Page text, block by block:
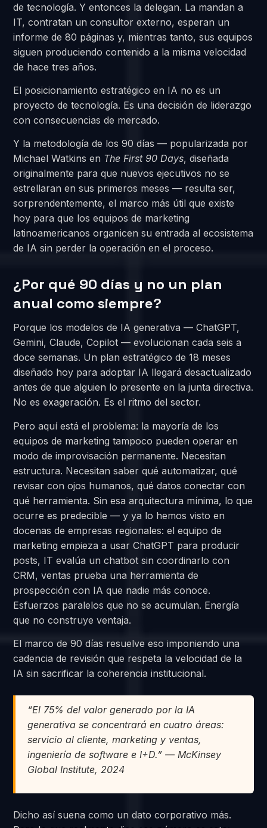
de tecnología. Y entonces la delegan. La mandan a
IT, contratan un consultor externo, esperan un
informe de 80 páginas y, mientras tanto, sus equipos
siguen produciendo contenido a la misma velocidad
de hace tres años.
El posicionamiento estratégico en IA no es un
proyecto de tecnología. Es una decisión de liderazgo
con consecuencias de mercado.
Y la metodología de los 90 días — popularizada por
Michael Watkins en The First 90 Days, diseñada
originalmente para que nuevos ejecutivos no se
estrellaran en sus primeros meses — resulta ser,
sorprendentemente, el marco más útil que existe
hoy para que los equipos de marketing
latinoamericanos organicen su entrada al ecosistema
de IA sin perder la operación en el proceso.
¿Por qué 90 días y no un plan
anual como siempre?
Porque los modelos de IA generativa — ChatGPT,
Gemini, Claude, Copilot — evolucionan cada seis a
doce semanas. Un plan estratégico de 18 meses
diseñado hoy para adoptar IA llegará desactualizado
antes de que alguien lo presente en la junta directiva.
No es exageración. Es el ritmo del sector.
Pero aquí está el problema: la mayoría de los
equipos de marketing tampoco pueden operar en
modo de improvisación permanente. Necesitan
estructura. Necesitan saber qué automatizar, qué
revisar con ojos humanos, qué datos conectar con
qué herramienta. Sin esa arquitectura mínima, lo que
ocurre es predecible — y ya lo hemos visto en
docenas de empresas regionales: el equipo de
marketing empieza a usar ChatGPT para producir
posts, IT evalúa un chatbot sin coordinarlo con
CRM, ventas prueba una herramienta de
prospección con IA que nadie más conoce.
Esfuerzos paralelos que no se acumulan. Energía
que no construye ventaja.
El marco de 90 días resuelve eso imponiendo una
cadencia de revisión que respeta la velocidad de la
IA sin sacrificar la coherencia institucional.
“El 75% del valor generado por la IA
generativa se concentrará en cuatro áreas:
servicio al cliente, marketing y ventas,
ingeniería de software e I+D.” — McKinsey
Global Institute, 2024
Dicho así suena como un dato corporativo más.